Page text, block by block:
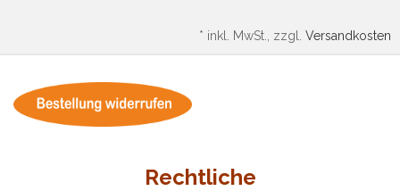
* inkl. MwSt., zzgl. Versandkosten
Rechtliche